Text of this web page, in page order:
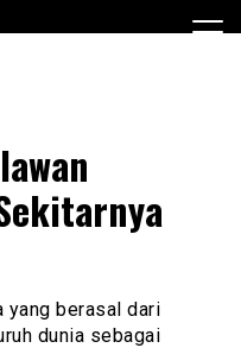
yang berasal dari
dunia sebagai